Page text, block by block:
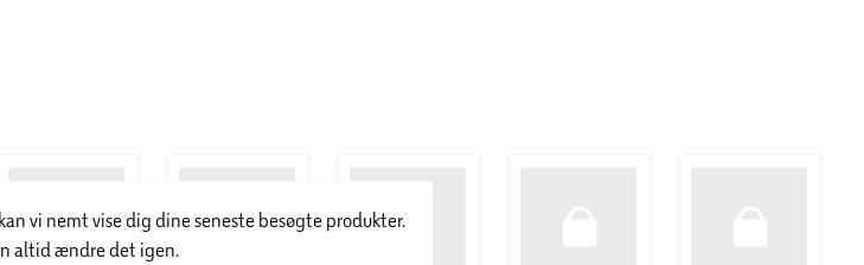
vi nemt vise dig dine seneste besøgte produkter.
altid ændre det igen.